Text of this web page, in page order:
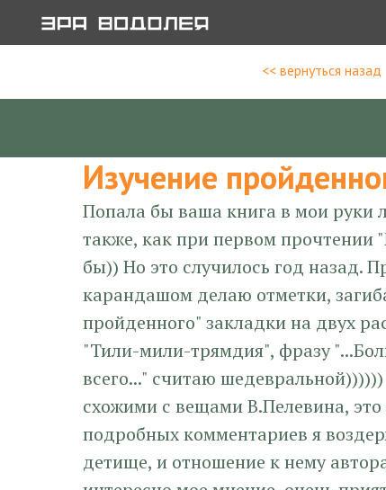
<< вернуться назад
Изучение
Попала бы ваша книга в мои руки
также, как при первом прочтении
бы)) Но это случилось год назад.
карандашом делаю отметки,
пройденного" закладки на двух
"Тили-мили-трямдия", фразу
всего..." считаю
схожими с вещами В.Пелевина,
подробных комментариев я
детище, и отношение к нему